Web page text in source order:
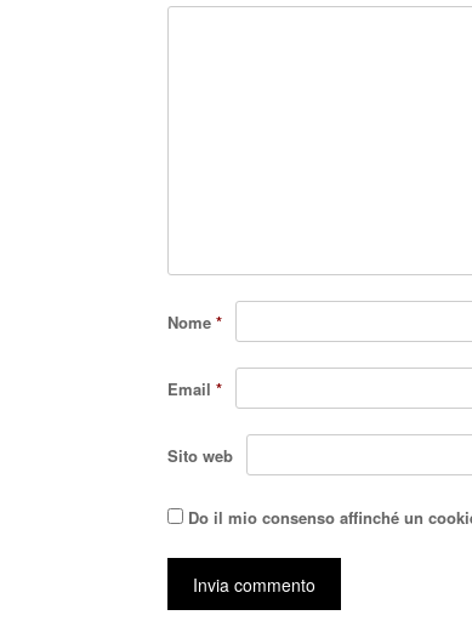
Nome *
Email *
Sito web
Do il mio consenso affinché un